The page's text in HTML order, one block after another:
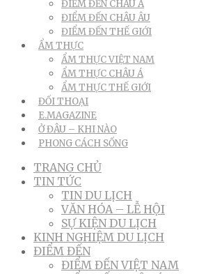
ĐIỂM ĐẾN CHÂU Á
ĐIỂM ĐẾN CHÂU ÂU
ĐIỂM ĐẾN THẾ GIỚI
ẨM THỰC
ẨM THỰC VIỆT NAM
ẨM THỰC CHÂU Á
ẨM THỰC THẾ GIỚI
ĐỐI THOẠI
E.MAGAZINE
Ở ĐÂU – KHI NÀO
PHONG CÁCH SỐNG
TRANG CHỦ
TIN TỨC
TIN DU LỊCH
VĂN HÓA – LỄ HỘI
SỰ KIỆN DU LỊCH
KINH NGHIỆM DU LỊCH
ĐIỂM ĐẾN
ĐIỂM ĐẾN VIỆT NAM